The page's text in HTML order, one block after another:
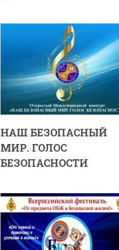
НАШ БЕЗОПАСНЫЙ
МИР. ГОЛОС
БЕЗОПАСНОСТИ